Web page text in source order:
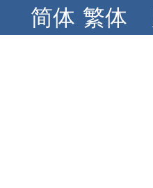
简体 繁体